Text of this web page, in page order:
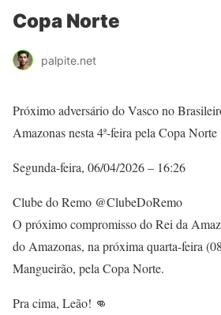
Copa Norte
palpite.net
Próximo adversário do Vasco no
Amazonas nesta 4ª-feira pela Copa Norte
Segunda-feira, 06/04/2026 – 16:26
Clube do Remo @ClubeDoRemo
O próximo compromisso do Rei da
do Amazonas, na próxima quarta-feira
Mangueirão, pela Copa Norte.
Pra cima, Leão! 👊